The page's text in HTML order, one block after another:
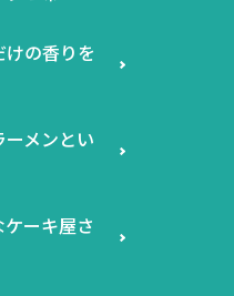
の香りを
メンとい
ーキ屋さ